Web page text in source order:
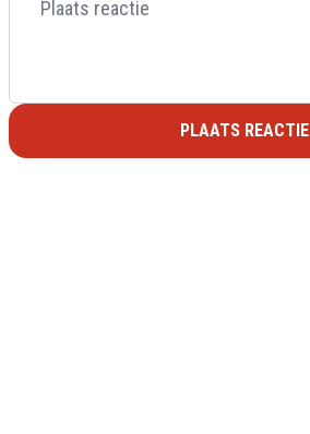
PLAATS REACTIE